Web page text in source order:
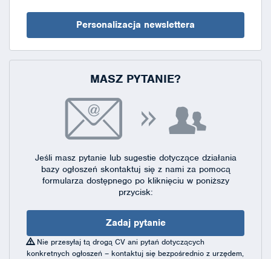
Personalizacja newslettera
MASZ PYTANIE?
Jeśli masz pytanie lub sugestie dotyczące działania
bazy ogłoszeń skontaktuj się z nami za pomocą
formularza dostępnegopo kliknięciu w poniższy
przycisk:
Zadaj pytanie
Nie przesyłaj tą drogą CV ani pytań dotyczących
konkretnych ogłoszeń – kontaktuj się bezpośrednio z urzędem,